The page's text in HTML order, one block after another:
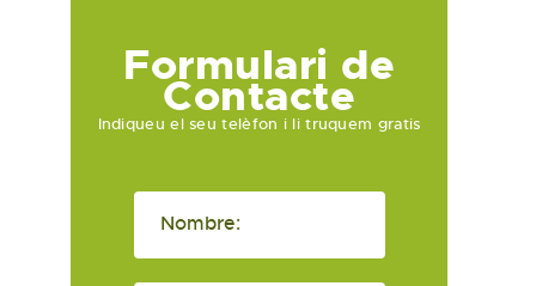
Formulari de
Contacte
Indiqueu el seu telèfon i li truquem gratis